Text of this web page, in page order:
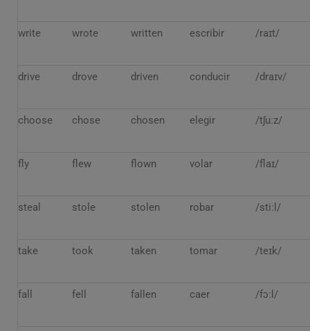
write wrote written escribir /raɪt/
drive drove driven conducir /draɪv/
choose chose chosen elegir /tʃuːz/
fly flew flown volar /flaɪ/
steal stole stolen robar /stiːl/
take took taken tomar /teɪk/
fall fell fallen caer /fɔːl/